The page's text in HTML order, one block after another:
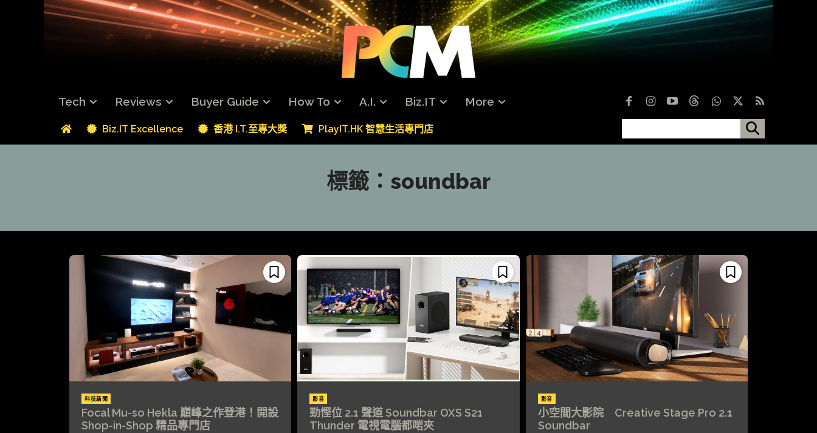
Tech Reviews Buyer Guide How To A.I. Biz.IT More
Biz.IT Excellence 香港 I.T.至專大獎 PlayIT.HK 智慧生活專門店
標籤： soundbar
科技新聞
Focal Mu-so Hekla 巔峰之作登港！開設
Shop-in-Shop 精品專門店
影音
勁慳位 2.1 聲道 Soundbar OXS S21
Thunder 電視電腦都啱夾
影音
小空間大影院 Creative Stage Pro 2.1
Soundbar